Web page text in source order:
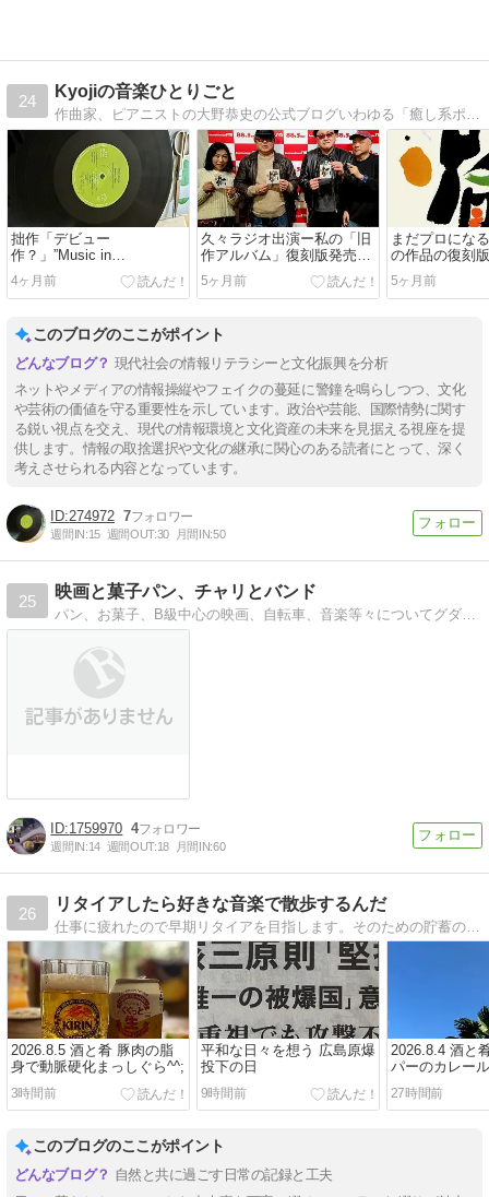
24
Kyojiの音楽ひとりごと
拙作「デビュー
作？」”Music in
DNA”LP（Vynil）発売
4ヶ月前
久々ラジオ出演ー私の「旧
作アルバム」復刻版発売に
合せて
5ヶ月前
まだプロにな
の作品の復刻
DNA" が3月
約受付中!!
5ヶ月前
このブログのここがポイント
現代社会の情報リテラシーと文化振興を分析
ネットやメディアの情報操縦やフェイクの蔓延に警鐘を鳴らしつつ、文化
や芸術の価値を守る重要性を示しています。政治や芸能、国際情勢に関す
る鋭い視点を交え、現代の情報環境と文化資産の未来を見据える視座を提
供します。情報の取捨選択や文化の継承に関心のある読者にとって、深く
考えさせられる内容となっています。
274972 7
週間IN:15 週間OUT:30 月間IN:50
25
映画と菓子パン、チャリとバンド
パン、お菓子、B級中心の映画、自転車、音楽等々についてグダグダと語るブログ
1759970 4
週間IN:14 週間OUT:18 月間IN:60
26
リタイアしたら好きな音楽で散歩するんだ
仕事に疲れたので早期リタイアを目指します。そのための貯蓄のことや日々の生活を綴ります。
2026.8.5 酒と肴 豚肉の脂
身で動脈硬化まっしぐら^^;
3時間前
平和な日々を想う 広島原爆
投下の日
9時間前
2026.8.4 酒と
パーのカレー
27時間前
このブログのここがポイント
自然と共に過ごす日常の記録と工夫